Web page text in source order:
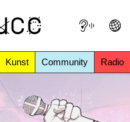
Kunst Community Radio